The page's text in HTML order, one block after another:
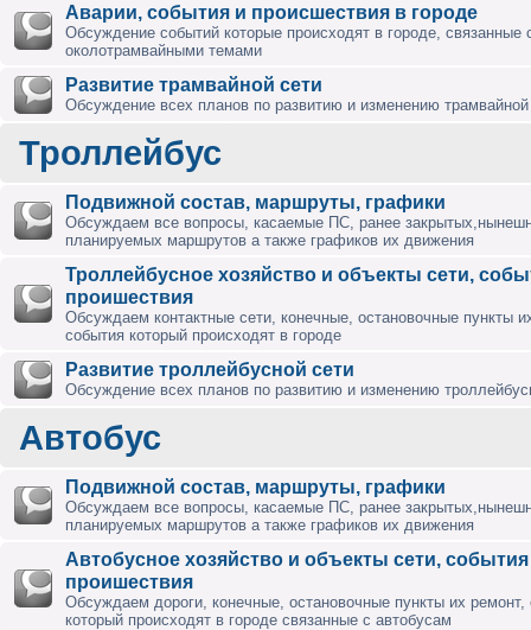
Аварии, события и происшествия в городе
Обсуждение событий которые происходят в городе, связанные
околотрамвайными темами
Развитие трамвайной сети
Обсуждение всех планов по развитию и изменению трамвайной
Троллейбус
Подвижной состав, маршруты, графики
Обсуждаем все вопросы, касаемые ПС, ранее
планируемых маршрутов а также графиков их движения
Троллейбусное хозяйство и объекты сети,
проишествия
Обсуждаем контактные сети, конечные, остановочные пункты
события который происходят в городе
Развитие троллейбусной сети
Обсуждение всех планов по развитию и изменению
Автобус
Подвижной состав, маршруты, графики
Обсуждаем все вопросы, касаемые ПС, ранее
планируемых маршрутов а также графиков их движения
Автобусное хозяйство и объекты сети,
проишествия
Обсуждаем дороги, конечные, остановочные пункты их ремонт,
который происходят в городе связанные с автобусам